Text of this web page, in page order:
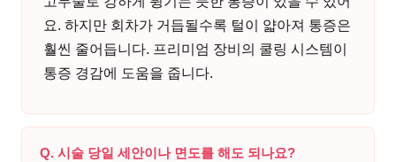
요. 하지만 회차가 거듭될수록 털이 얇아져 통증은
훨씬 줄어듭니다. 프리미엄 장비의 쿨링 시스템이
통증 경감에 도움을 줍니다.
Q. 시술 당일 세안이나 면도를 해도 되나요?